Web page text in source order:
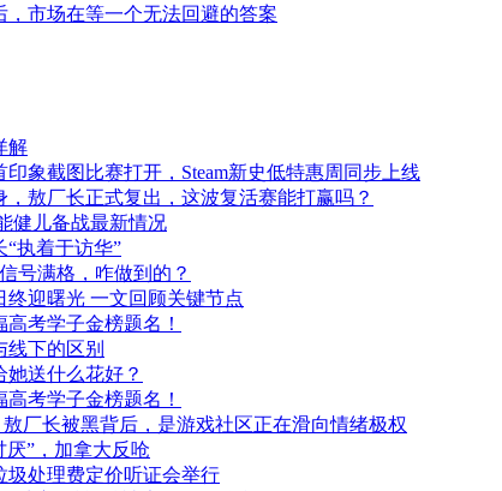
，市场在等一个无法回避的答案
解
印象截图比赛打开，Steam新史低特惠周同步上线
，敖厂长正式复出，这波复活赛能打赢吗？
健儿备战最新情况
“执着于访华”
号满格，咋做到的？
终迎曙光 一文回顾关键节点
考学子金榜题名！
下的区别
送什么花好？
考学子金榜题名！
敖厂长被黑背后，是游戏社区正在滑向情绪极权
厌”，加拿大反呛
圾处理费定价听证会举行